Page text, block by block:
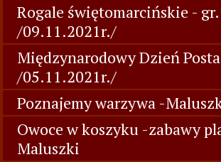
Rogale świętomarcińskie -
/09.11.2021r./
Międzynarodowy Dzień
/05.11.2021r./
Poznajemy warzywa -
Owoce w koszyku -zabawy
Maluszki